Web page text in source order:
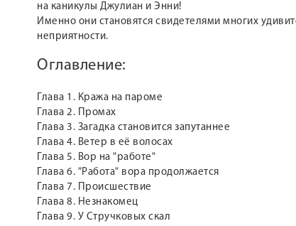
на каникулы Джулиан и Энни!
Именно они становятся свидетелями многих
неприятности.
Оглавление:
Глава 1. Кража на пароме
Глава 2. Промах
Глава 3. Загадка становится запутаннее
Глава 4. Ветер в её волосах
Глава 5. Вор на "работе"
Глава 6. "Работа" вора продолжается
Глава 7. Происшествие
Глава 8. Незнакомец
Глава 9. У Стручковых скал